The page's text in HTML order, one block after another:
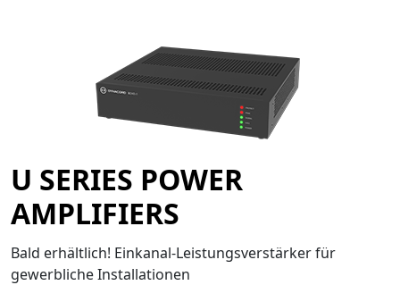
U SERIES POWER
AMPLIFIERS
Bald erhältlich! Einkanal-Leistungsverstärker für
gewerbliche Installationen